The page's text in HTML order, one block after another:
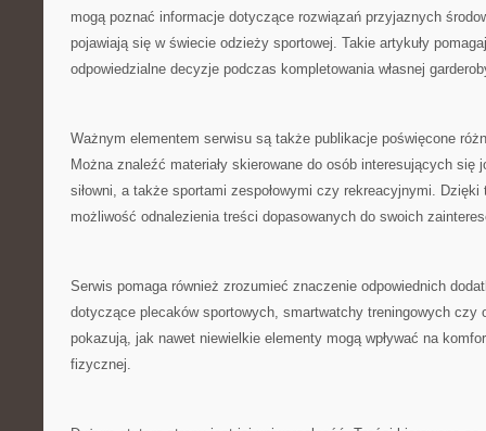
mogą poznać informacje dotyczące rozwiązań przyjaznych
pojawiają się w świecie odzieży sportowej. Takie artykuły
odpowiedzialne decyzje podczas kompletowania własnej
Ważnym elementem serwisu są także publikacje poświęcone
Można znaleźć materiały skierowane do osób interesujących się
siłowni, a także sportami zespołowymi czy rekreacyjnymi.
możliwość odnalezienia treści dopasowanych do swoich
Serwis pomaga również zrozumieć znaczenie odpowiednich
dotyczące plecaków sportowych, smartwatchy treningowych czy
pokazują, jak nawet niewielkie elementy mogą wpływać na
fizycznej.